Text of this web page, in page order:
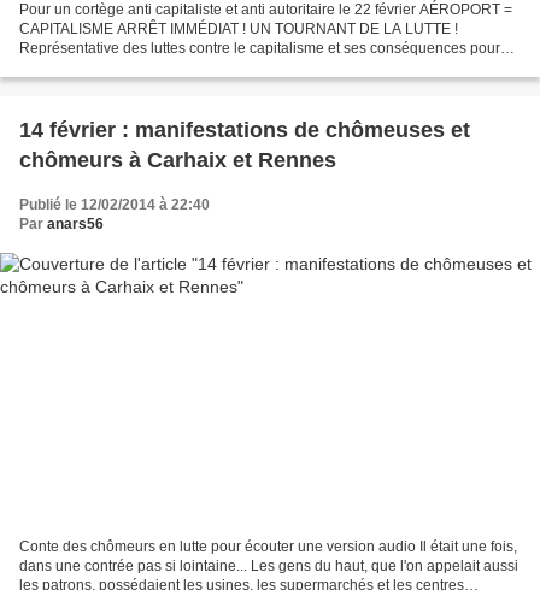
Pour un cortège anti capitaliste et anti autoritaire le 22 février AÉROPORT =
CAPITALISME ARRÊT IMMÉDIAT ! UN TOURNANT DE LA LUTTE !
Représentative des luttes contre le capitalisme et ses conséquences pour
14 février : manifestations de chômeuses et
chômeurs à Carhaix et Rennes
Publié le 12/02/2014 à 22:40
Par anars56
Conte des chômeurs en lutte pour écouter une version audio Il était une fois,
dans une contrée pas si lointaine... Les gens du haut, que l'on appelait aussi
les patrons, possédaient les usines, les supermarchés et les centres